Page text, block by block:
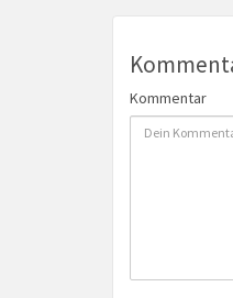
Kommentar